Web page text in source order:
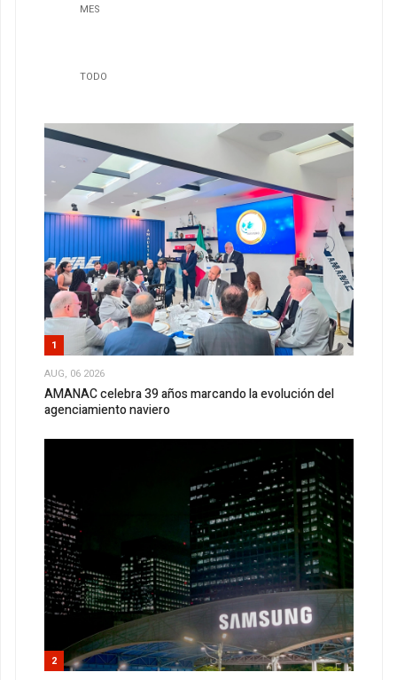
MES
TODO
1
AUG, 06 2026
AMANAC celebra 39 años marcando la evolución del
agenciamiento naviero
2